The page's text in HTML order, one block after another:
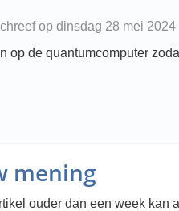
op dinsdag 28 mei 2024
op de quantumcomputer
mening
ouder dan een week kan